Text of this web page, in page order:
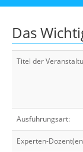
Das
Titel der
Ausführungsart:
Experten-